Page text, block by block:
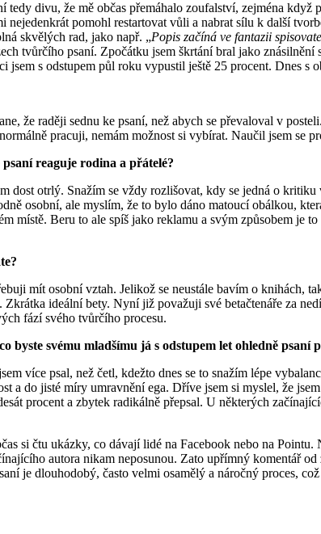
divu, že mě občas přemáhalo zoufalství, zejména když
nejedenkrát pomohl restartovat vůli a nabrat sílu k další
skvělých rad, jako např. „Popis začíná ve fantazii
tvůrčího psaní. Zpočátku jsem škrtání bral jako
s odstupem půl roku vypustil ještě 25 procent. Dnes s
že raději sednu ke psaní, než abych se převaloval v
pracuji, nemám možnost si vybírat. Naučil jsem se
reaguje rodina a přátelé?
dost otrlý. Snažím se vždy rozlišovat, kdy se jedná o
osobní, ale myslím, že to bylo dáno matoucí obálkou,
místě. Beru to ale spíš jako reklamu a svým způsobem je
mít osobní vztah. Jelikož se neustále bavím o knihách,
ideální bety. Nyní již považuji své betačtenáře za
fází svého tvůrčího procesu.
byste svému mladšímu já s odstupem let ohledně
více psal, než četl, kdežto dnes se to snažím lépe
a do jisté míry umravnění ega. Dříve jsem si myslel, že
procent a zbytek radikálně přepsal. U některých
si čtu ukázky, co dávají lidé na Facebook nebo na
autora nikam neposunou. Zato upřímný komentář
je dlouhodobý, často velmi osamělý a náročný proces,